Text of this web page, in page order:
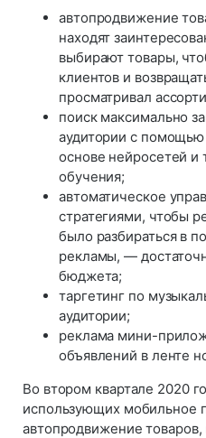
автопродвижение
находят
выбирают товары,
клиентов и
просматривал
поиск максимально
аудитории с
основе нейросетей и
обучения;
автоматическое
стратегиями, чтобы
было разбираться в
рекламы, —
бюджета;
таргетинг по
аудитории;
реклама мини-
объявлений в ленте
Во втором квартале 2020
использующих мобильное
автопродвижение